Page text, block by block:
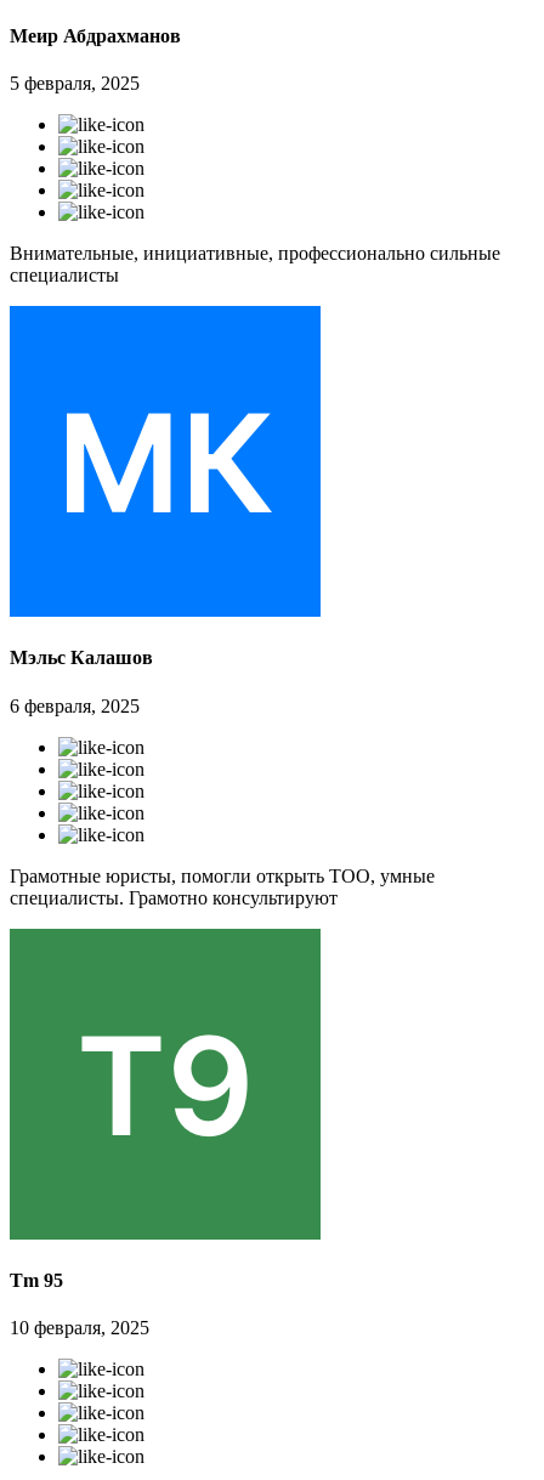
Меир Абдрахманов
5 февраля, 2025
Внимательные, инициативные, профессионально сильные
специалисты
Мэльс Калашов
6 февраля, 2025
Грамотные юристы, помогли открыть ТОО, умные
специалисты. Грамотно консультируют
Tm 95
10 февраля, 2025